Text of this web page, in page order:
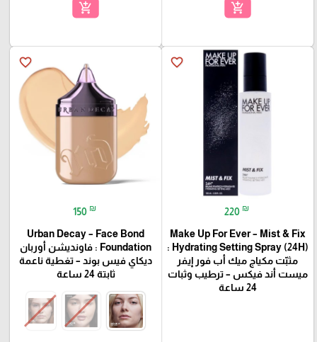
add_shopping_cart
add_shopping_cart
favorite_border
220 ₪
Make Up For Ever – Mist & Fix
Hydrating Setting Spray (24H) :
مثبّت مكياج ميك أب فور إيفر
ميست أند فيكس – ترطيب وثبات
24 ساعة
favorite_border
150 ₪
Urban Decay – Face Bond
Foundation : فاونديشن أوربان
ديكاي فيس بوند – تغطية ناعمة
ثابتة 24 ساعة